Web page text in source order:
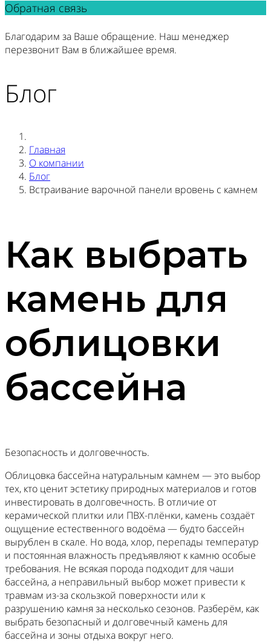
Обратная связь
Благодарим за Ваше обращение. Наш менеджер
перезвонит Вам в ближайшее время.
Блог
Главная
О компании
Блог
Встраивание варочной панели вровень с камнем
Как выбрать
камень для
облицовки
бассейна
Безопасность и долговечность.
Облицовка бассейна натуральным камнем — это выбор
тех, кто ценит эстетику природных материалов и готов
инвестировать в долговечность. В отличие от
керамической плитки или ПВХ-плёнки, камень создаёт
ощущение естественного водоёма — будто бассейн
вырублен в скале. Но вода, хлор, перепады температур
и постоянная влажность предъявляют к камню особые
требования. Не всякая порода подходит для чаши
бассейна, а неправильный выбор может привести к
травмам из-за скользкой поверхности или к
разрушению камня за несколько сезонов. Разберём, как
выбрать безопасный и долговечный камень для
бассейна и зоны отдыха вокруг него.